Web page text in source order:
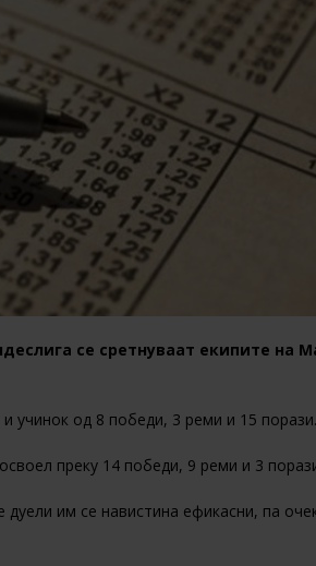
се сретнуваат екипите на
учинок од 8 победи, 3 реми и 15 порази.
преку 14 победи, 9 реми и 3
им се навистина ефикасни, па